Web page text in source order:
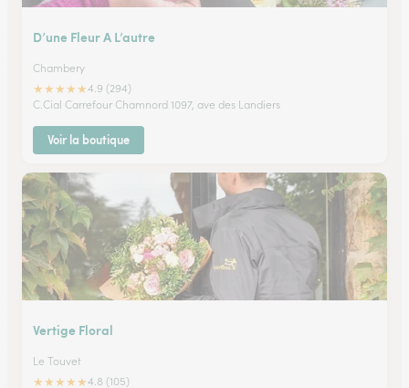
D’une Fleur A L’autre
Chambery
★★★★★4.9 (294)
C.Cial Carrefour Chamnord 1097, ave des Landiers
Voir la boutique
Vertige Floral
Le Touvet
★★★★★4.8 (105)